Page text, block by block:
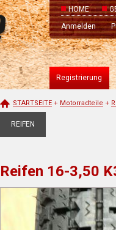
HOME
Anmelden
Registrierung
STARTSEITE + Motorradteile +
REIFEN
Reifen 16-3,50